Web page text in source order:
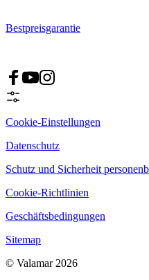
Bestpreisgarantie
Cookie-Einstellungen
Datenschutz
Schutz und Sicherheit
Cookie-Richtlinien
Geschäftsbedingungen
Sitemap
© Valamar 2026